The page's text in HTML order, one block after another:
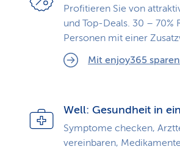
Profitieren Sie von
und Top-Deals. 30 – 70%
Personen mit einer
Mit enjoy365 sparen
Well: Gesundheit in
Symptome checken,
vereinbaren,